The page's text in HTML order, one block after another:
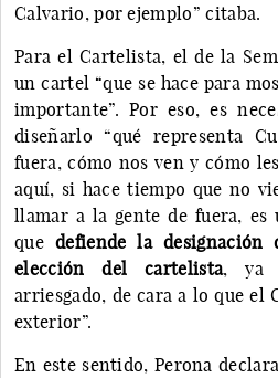
Calvario, por ejemplo” citaba.
Para el Cartelista, el de la
un cartel “que se hace para
importante”. Por eso, es
diseñarlo “qué representa
fuera, cómo nos ven y cómo
aquí, si hace tiempo que no
llamar a la gente de fuera, es
que defiende la
elección del cartelista, ya
arriesgado, de cara a lo que el
exterior”.
En este sentido, Perona